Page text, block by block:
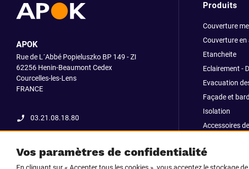
Vos paramètres de confidentialité
APOK
Rue de L´Abbé Popieluszko BP 149 - ZI
62256 Henin-Beaumont Cedex
Courcelles-les-Lens
FRANCE
03.21.08.18.80
Produits
Couverture
Couverture
Etancheite
Eclairement -
Evacuation
Façade et
Isolation
Accessoires
Outillage et